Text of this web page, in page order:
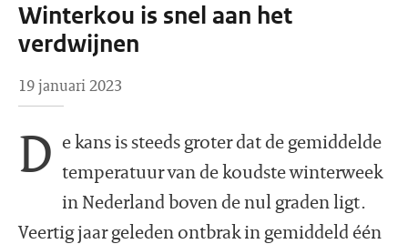
Winterkou is snel aan het
verdwijnen
19 januari 2023
D e kans is steeds groter dat de gemiddelde
temperatuur van de koudste winterweek
in Nederland boven de nul graden ligt.
Veertig jaar geleden ontbrak in gemiddeld één